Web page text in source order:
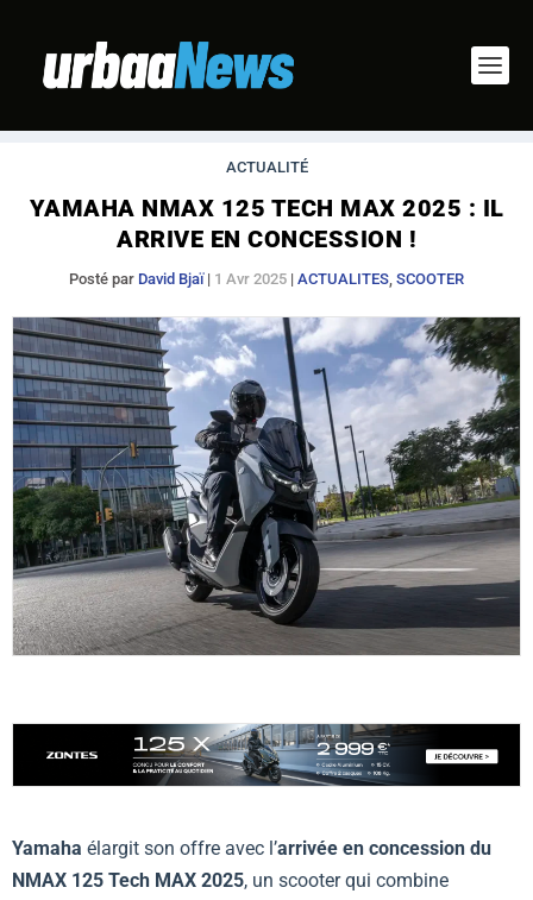
ACTUALITÉ
YAMAHA NMAX 125 TECH MAX 2025 : IL
ARRIVE EN CONCESSION !
Posté par David Bjaï| 1 Avr 2025 | ACTUALITES, SCOOTER
Yamaha élargit son offre avec l’arrivée en concession du
NMAX 125 Tech MAX 2025, un scooter qui combine